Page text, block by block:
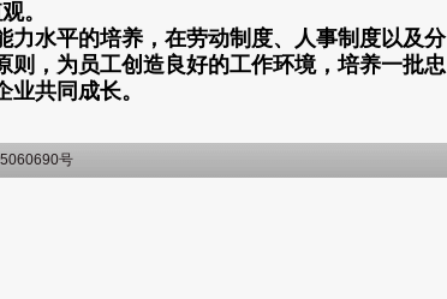
。
水平的培养，在劳动制度、人事制度以及分
，为员工创造良好的工作环境，培养一批忠
共同成长。
号